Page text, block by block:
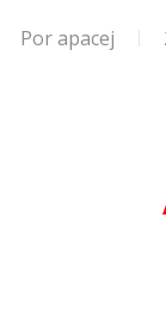
Porapacej